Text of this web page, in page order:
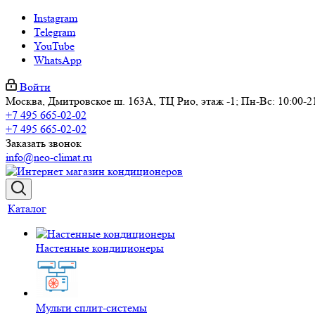
Instagram
Telegram
YouTube
WhatsApp
Войти
Москва, Дмитровское ш. 163А, ТЦ Рио, этаж -1; Пн-Вс: 10:00-
+7 495 665-02-02
+7 495 665-02-02
Заказать звонок
info@neo-climat.ru
Каталог
Настенные кондиционеры
Мульти сплит-системы